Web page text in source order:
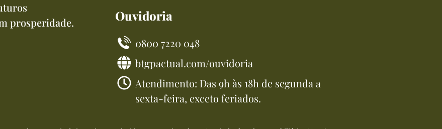
prosperidade.
Ouvidoria
0800 7220 048
btgpactual.com/ouvidoria
Atendimento: Das 9h às 18h de segunda a
sexta-feira, exceto feriados.